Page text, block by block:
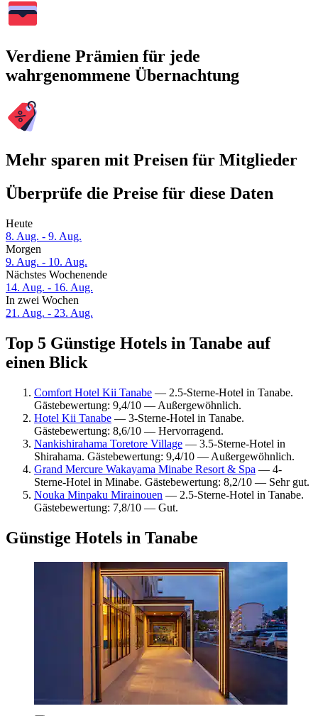
Verdiene Prämien für jede
wahrgenommene Übernachtung
Mehr sparen mit Preisen für Mitglieder
Überprüfe die Preise für diese Daten
Heute
8. Aug. - 9. Aug.
Morgen
9. Aug. - 10. Aug.
Nächstes Wochenende
14. Aug. - 16. Aug.
In zwei Wochen
21. Aug. - 23. Aug.
Top 5 Günstige Hotels in Tanabe auf
einen Blick
Comfort Hotel Kii Tanabe — 2.5-Sterne-Hotel in Tanabe.
Gästebewertung: 9,4/10 — Außergewöhnlich.
Hotel Kii Tanabe — 3-Sterne-Hotel in Tanabe.
Gästebewertung: 8,6/10 — Hervorragend.
Nankishirahama Toretore Village — 3.5-Sterne-Hotel in
Shirahama. Gästebewertung: 9,4/10 — Außergewöhnlich.
Grand Mercure Wakayama Minabe Resort & Spa — 4-
Sterne-Hotel in Minabe. Gästebewertung: 8,2/10 — Sehr gut.
Nouka Minpaku Mirainouen — 2.5-Sterne-Hotel in Tanabe.
Gästebewertung: 7,8/10 — Gut.
Günstige Hotels in Tanabe